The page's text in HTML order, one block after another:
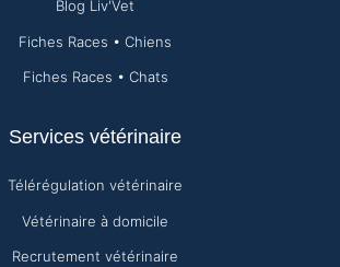
Blog Liv'Vet
Fiches Races • Chiens
Fiches Races • Chats
Services vétérinaire
Télérégulation vétérinaire
Vétérinaire à domicile
Recrutement vétérinaire